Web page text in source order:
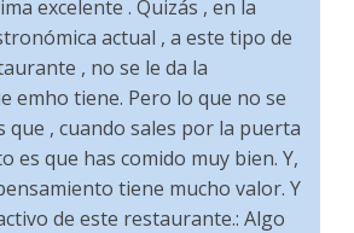
excelente . Quizás , en la
actual , a este tipo de
, no se le da la
emho tiene. Pero lo que no se
que , cuando sales por la puerta
es que has comido muy bien. Y,
tiene mucho valor. Y
de este restaurante.: Algo